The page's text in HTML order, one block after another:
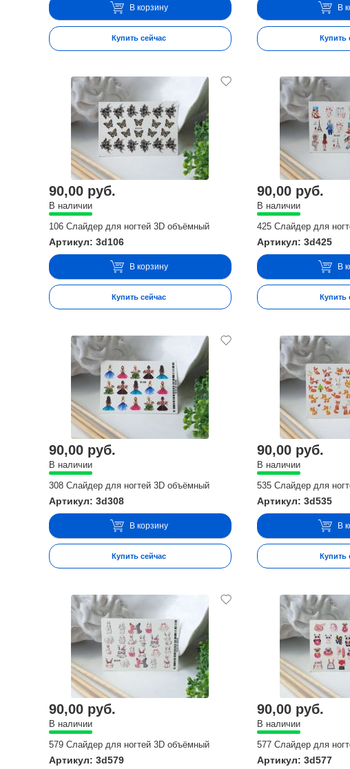
В корзину
Купить сейчас
В
Купить
90,00 руб.
В наличии
106 Слайдер для ногтей 3D объёмный
Артикул: 3d106
В корзину
Купить сейчас
90,00 руб.
В наличии
425 Слайдер для
Артикул: 3d425
В
Купить
90,00 руб.
В наличии
308 Слайдер для ногтей 3D объёмный
Артикул: 3d308
В корзину
Купить сейчас
90,00 руб.
В наличии
535 Слайдер для
Артикул: 3d535
В
Купить
90,00 руб.
В наличии
579 Слайдер для ногтей 3D объёмный
Артикул: 3d579
90,00 руб.
В наличии
577 Слайдер для
Артикул: 3d577